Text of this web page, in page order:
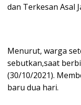
dan Terkesan Asal
Menurut, warga
sebutkan,saat
(30/10/2021).
baru dua hari.